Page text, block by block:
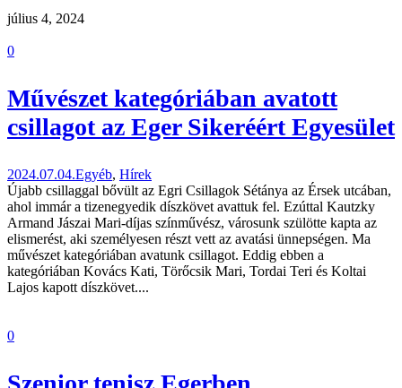
július 4, 2024
0
Művészet kategóriában avatott
csillagot az Eger Sikeréért Egyesület
2024.07.04.Egyéb, Hírek
Újabb csillaggal bővült az Egri Csillagok Sétánya az Érsek utcában,
ahol immár a tizenegyedik díszkövet avattuk fel. Ezúttal Kautzky
Armand Jászai Mari-díjas színművész, városunk szülötte kapta az
elismerést, aki személyesen részt vett az avatási ünnepségen. Ma
művészet kategóriában avatunk csillagot. Eddig ebben a
kategóriában Kovács Kati, Törőcsik Mari, Tordai Teri és Koltai
Lajos kapott díszkövet....
0